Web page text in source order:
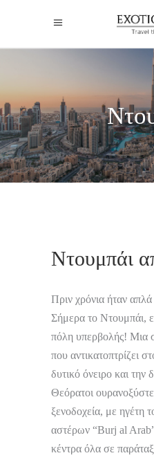
Ντουμπάι
Πριν χρόνια ήταν
Σήμερα το Ντουμπάι,
πόλη υπερβολής! Μια
που αντικατοπτρίζει
δυτικό όνειρο και την
Θεόρατοι
ξενοδοχεία, με ηγέτη
αστέρων “Burj al
κέντρα όλα σε